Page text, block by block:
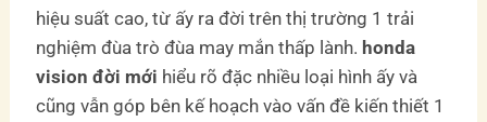
hiệu suất cao, từ ấy ra đời trên thị trường 1 trải
nghiệm đùa trò đùa may mắn thấp lành. honda
vision đời mới hiểu rõ đặc nhiều loại hình ấy và
cũng vẫn góp bên kế hoạch vào vấn đề kiến thiết 1